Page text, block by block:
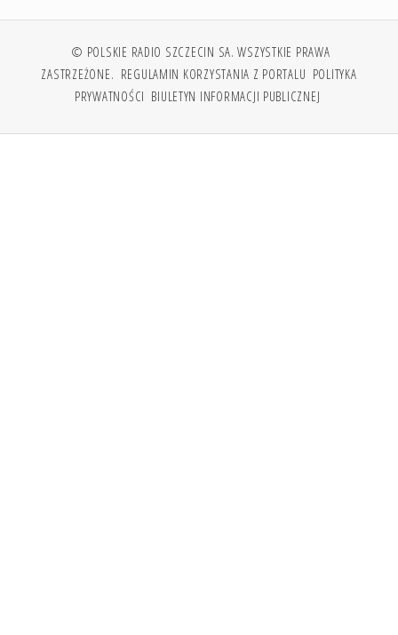
© POLSKIE RADIO SZCZECIN SA. WSZYSTKIE PRAWA
ZASTRZEŻONE. REGULAMIN KORZYSTANIA Z PORTALU POLITYKA
PRYWATNOŚCI BIULETYN INFORMACJI PUBLICZNEJ